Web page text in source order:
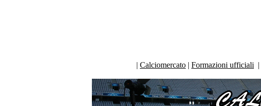
| Calciomercato | Formazioni ufficiali |